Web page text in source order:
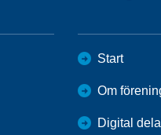
Start
Om
Digital